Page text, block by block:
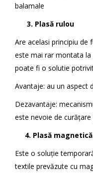
balamale
3. Plasă rulou
Are acelasi principiu de
este mai rar montata
poate fi o solutie
Avantaje: au un aspect
Dezavantaje:
este nevoie de curățare
4. Plasă magnetică
Este o soluție
textile prevăzute cu